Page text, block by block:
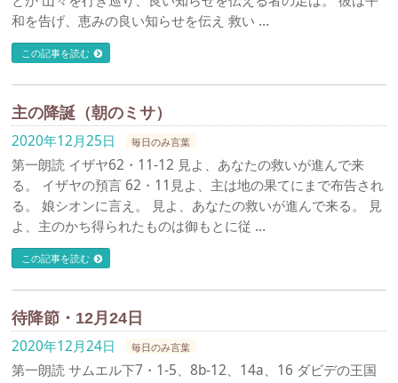
和を告げ、恵みの良い知らせを伝え 救い …
この記事を読む
主の降誕（朝のミサ）
2020年12月25日 毎日のみ言葉
第一朗読 イザヤ62・11-12 見よ、あなたの救いが進んで来
る。 イザヤの預言 62・11見よ、主は地の果てにまで布告され
る。 娘シオンに言え。 見よ、あなたの救いが進んで来る。 見
よ、主のかち得られたものは御もとに従 …
この記事を読む
待降節・12月24日
2020年12月24日 毎日のみ言葉
第一朗読 サムエル下7・1-5、8b-12、14a、16 ダビデの王国